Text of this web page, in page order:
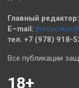
Главный редактор:
E–mail:
тел. +7 (978) 918-
Все публикации
18+